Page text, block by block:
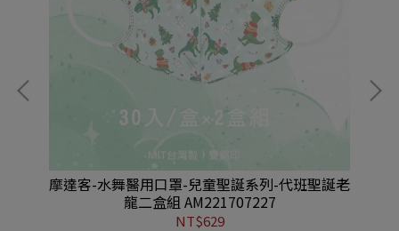
摩達客-水舞醫用口罩-兒童聖誕系列-代班聖誕老
龍二盒組 AM221707227
NT$629